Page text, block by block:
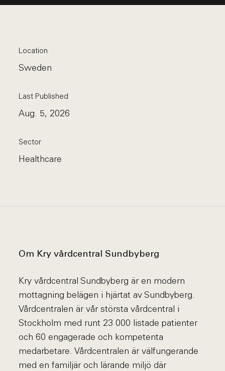
Location
Sweden
Last Published
Aug. 5, 2026
Sector
Healthcare
Om Kry vårdcentral Sundbyberg
Kry vårdcentral Sundbyberg är en modern
mottagning belägen i hjärtat av Sundbyberg.
Vårdcentralen är vår största vårdcentral i
Stockholm med runt 23 000 listade patienter
och 60 engagerade och kompetenta
medarbetare. Vårdcentralen är välfungerande
med en familjär och lärande miljö där